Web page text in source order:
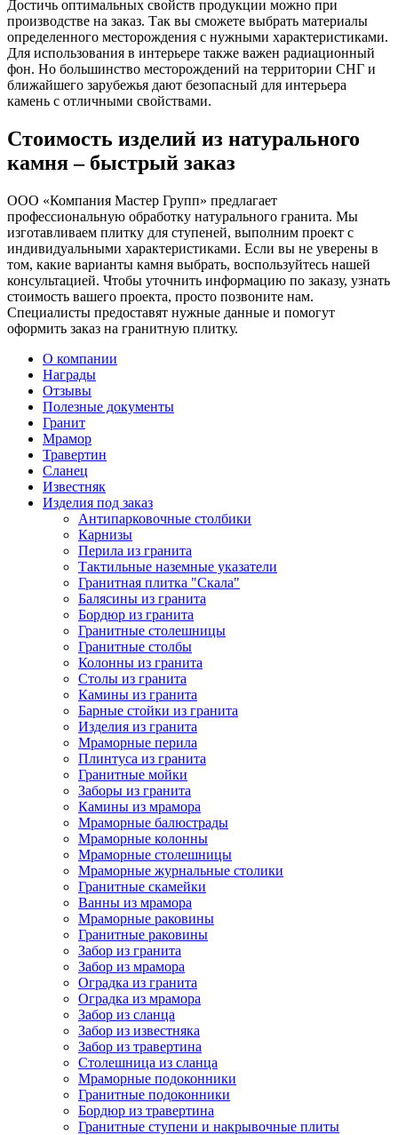
Достичь оптимальных свойств продукции можно при
производстве на заказ. Так вы сможете выбрать материалы
определенного месторождения с нужными характеристиками.
Для использования в интерьере также важен радиационный
фон. Но большинство месторождений на территории СНГ и
ближайшего зарубежья дают безопасный для интерьера
камень с отличными свойствами.
Стоимость изделий из натурального
камня – быстрый заказ
ООО «Компания Мастер Групп» предлагает
профессиональную обработку натурального гранита. Мы
изготавливаем плитку для ступеней, выполним проект с
индивидуальными характеристиками. Если вы не уверены в
том, какие варианты камня выбрать, воспользуйтесь нашей
консультацией. Чтобы уточнить информацию по заказу, узнать
стоимость вашего проекта, просто позвоните нам.
Специалисты предоставят нужные данные и помогут
оформить заказ на гранитную плитку.
О компании
Награды
Отзывы
Полезные документы
Гранит
Мрамор
Травертин
Сланец
Известняк
Изделия под заказ
Антипарковочные столбики
Карнизы
Перила из гранита
Тактильные наземные указатели
Гранитная плитка "Скала"
Балясины из гранита
Бордюр из гранита
Гранитные столешницы
Гранитные столбы
Колонны из гранита
Столы из гранита
Камины из гранита
Барные стойки из гранита
Изделия из гранита
Мраморные перила
Плинтуса из гранита
Гранитные мойки
Заборы из гранита
Камины из мрамора
Мраморные балюстрады
Мраморные колонны
Мраморные столешницы
Мраморные журнальные столики
Гранитные скамейки
Ванны из мрамора
Мраморные раковины
Гранитные раковины
Забор из гранита
Забор из мрамора
Оградка из гранита
Оградка из мрамора
Забор из сланца
Забор из известняка
Забор из травертина
Столешница из сланца
Мраморные подоконники
Гранитные подоконники
Бордюр из травертина
Гранитные ступени и накрывочные плиты